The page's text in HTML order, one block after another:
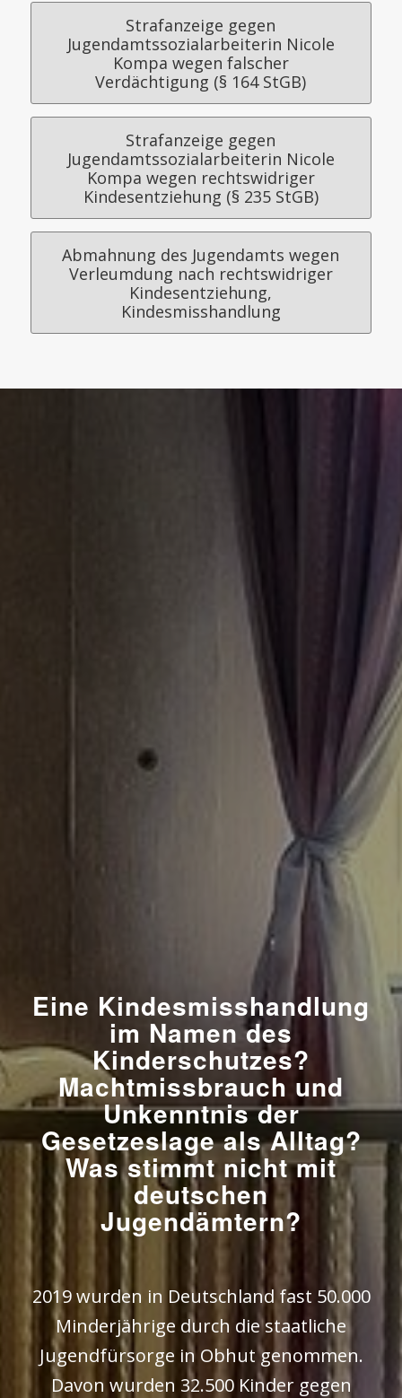
Strafanzeige gegen
Jugendamtssozialarbeiterin Nicole
Kompa wegen falscher
Verdächtigung (§ 164 StGB)
Strafanzeige gegen
Jugendamtssozialarbeiterin Nicole
Kompa wegen rechtswidriger
Kindesentziehung (§ 235 StGB)
Abmahnung des Jugendamts wegen
Verleumdung nach rechtswidriger
Kindesentziehung,
Kindesmisshandlung
Eine Kindesmisshandlung
im Namen des
Kinderschutzes?
Machtmissbrauch und
Unkenntnis der
Gesetzeslage als Alltag?
Was stimmt nicht mit
deutschen
Jugendämtern?
2019 wurden in Deutschland fast 50.000
Minderjährige durch die staatliche
Jugendfürsorge in Obhut genommen.
Davon wurden 32.500 Kinder gegen